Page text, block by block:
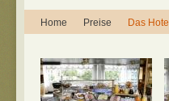
Home Preise Das Hotel